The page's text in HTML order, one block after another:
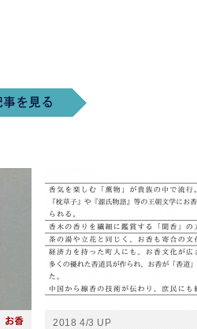
2018 4/3 UP